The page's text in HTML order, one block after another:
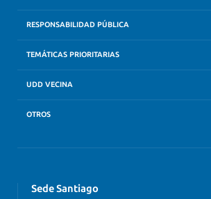
RESPONSABILIDAD PÚBLICA
TEMÁTICAS PRIORITARIAS
UDD VECINA
OTROS
Sede Santiago